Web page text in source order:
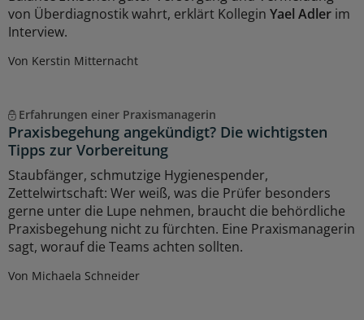
von Überdiagnostik wahrt, erklärt Kollegin Yael Adler im
Interview.
Von Kerstin Mitternacht
Erfahrungen einer Praxismanagerin
Praxisbegehung angekündigt? Die wichtigsten
Tipps zur Vorbereitung
Staubfänger, schmutzige Hygienespender,
Zettelwirtschaft: Wer weiß, was die Prüfer besonders
gerne unter die Lupe nehmen, braucht die behördliche
Praxisbegehung nicht zu fürchten. Eine Praxismanagerin
sagt, worauf die Teams achten sollten.
Von Michaela Schneider